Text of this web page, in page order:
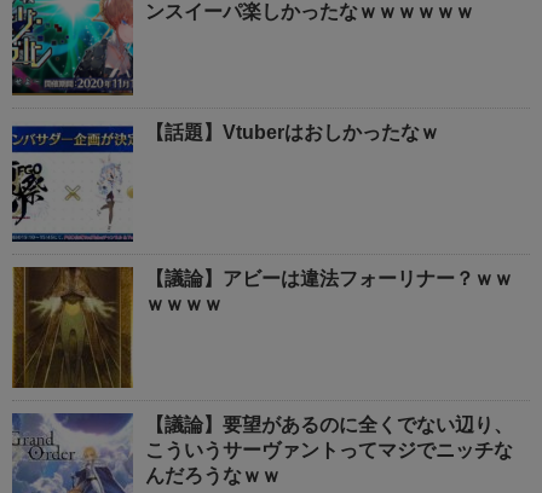
ンスイーパ楽しかったなｗｗｗｗｗｗ
【話題】Vtuberはおしかったなｗ
【議論】アビーは違法フォーリナー？ｗｗ
ｗｗｗｗ
【議論】要望があるのに全くでない辺り、
こういうサーヴァントってマジでニッチな
んだろうなｗｗ